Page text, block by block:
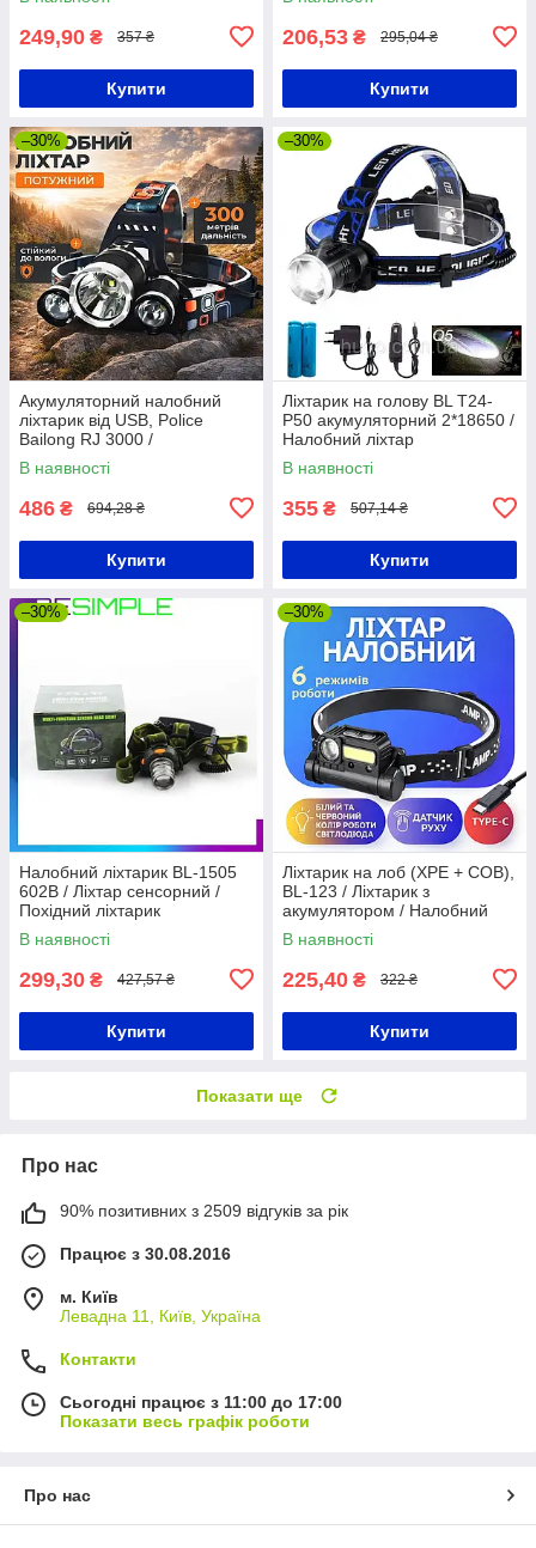
смужка на голову
249,90 ₴ 357 ₴
Купити
голову
206,53 ₴ 295,04 ₴
Купити
–30%
Акумуляторний налобний
ліхтарик від USB, Police
Bailong RJ 3000 /
Світлодіодний ліхтар
налобний / Ліхтарик на лоб
В наявності
486 ₴ 694,28 ₴
Купити
–30%
Ліхтарик на голову BL T24-
P50 акумуляторний 2*18650 /
Налобний ліхтар
В наявності
355 ₴ 507,14 ₴
Купити
–30%
Налобний ліхтарик BL-1505
602B / Ліхтар сенсорний /
Похідний ліхтарик
В наявності
299,30 ₴ 427,57 ₴
Купити
–30%
Ліхтарик на лоб (XPE + COB),
BL-123 / Ліхтарик з
акумулятором / Налобний
ліхтар з датчиком руху /
Світлодіодний ліхтарик на
В наявності
225,40 ₴ 322 ₴
Купити
Показати ще
Про нас
90% позитивних з 2509 відгуків за рік
Працює з 30.08.2016
м. Київ
Левадна 11, Київ, Україна
Контакти
Сьогодні працює з 11:00 до 17:00
Показати весь графік роботи
Про нас